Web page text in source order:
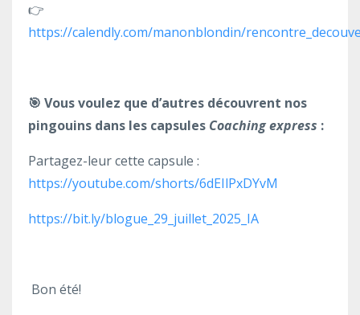
👉
https://calendly.com/manonblondin/
🎯 Vous voulez que d’autres découvrent nos
pingouins dans les capsules Coaching express :
Partagez-leur cette capsule :
https://youtube.com/shorts/6dEIlPxDYvM
https://bit.ly/blogue_29_juillet_2025_IA
Bon été!